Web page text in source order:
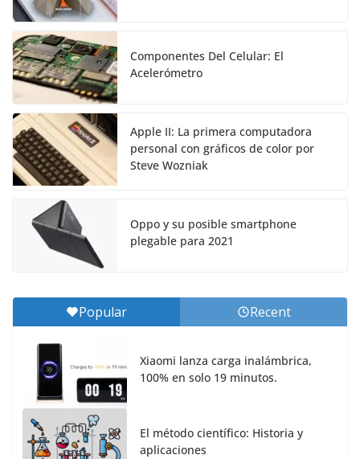
Componentes Del Celular: El
Acelerómetro
Apple II: La primera computadora
personal con gráficos de color por
Steve Wozniak
Oppo y su posible smartphone
plegable para 2021
Popular Recent
Xiaomi lanza carga inalámbrica,
100% en solo 19 minutos.
El método científico: Historia y
aplicaciones